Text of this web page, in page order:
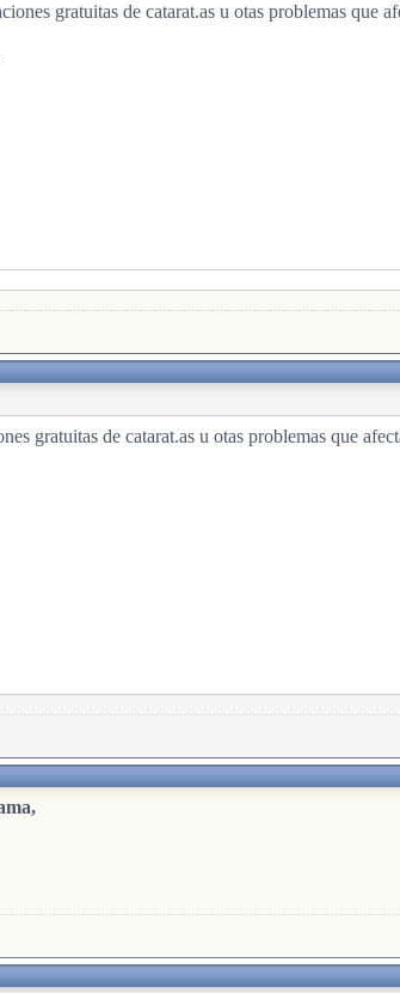
gratuitas de catarat.as u otas problemas que
gratuitas de catarat.as u otas problemas que